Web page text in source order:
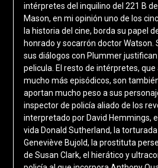
intérpretes del inquilino del 221 B
Mason, en mi opinión uno de los
la historia del cine, borda su papel
honrado y socarrón doctor Watson.
sus diálogos con Plummer
pelicula. El resto de intérpretes,
mucho más episódicos, son
aportan mucho peso a sus
inspector de policía aliado de los
interpretado por David Hemmings,
vida Donald Sutherland, la
Geneviève Bujold, la prostituta
de Susan Clark, el hierático y